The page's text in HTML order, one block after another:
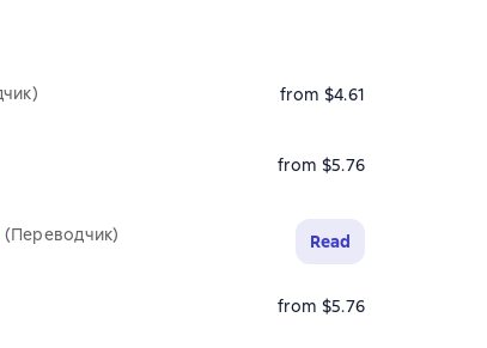
from $4.61
from $5.76
(Переводчик)
Read
from $5.76